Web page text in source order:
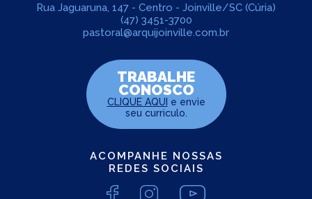
Rua Jaguaruna, 147 - Centro - Joinville/SC (Cúria)
(47) 3451-3700
pastoral@arquijoinville.com.br
TRABALHE
CONOSCO
CLIQUE AQUI e envie
seu curriculo.
ACOMPANHE NOSSAS
REDES SOCIAIS